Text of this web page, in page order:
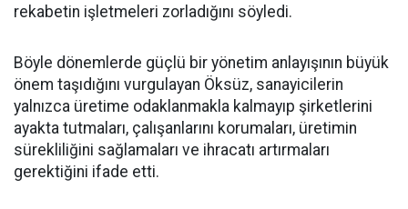
rekabetin işletmeleri zorladığını söyledi.
Böyle dönemlerde güçlü bir yönetim anlayışının büyük
önem taşıdığını vurgulayan Öksüz, sanayicilerin
yalnızca üretime odaklanmakla kalmayıp şirketlerini
ayakta tutmaları, çalışanlarını korumaları, üretimin
sürekliliğini sağlamaları ve ihracatı artırmaları
gerektiğini ifade etti.